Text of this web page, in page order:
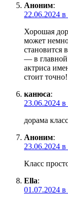
Аноним:
22.06.2024 в
Хорошая
может
становится
— в
актриса
стоит точно!
канюса:
23.06.2024 в
дорама
Аноним:
23.06.2024 в
Класс
Ella:
01.07.2024 в